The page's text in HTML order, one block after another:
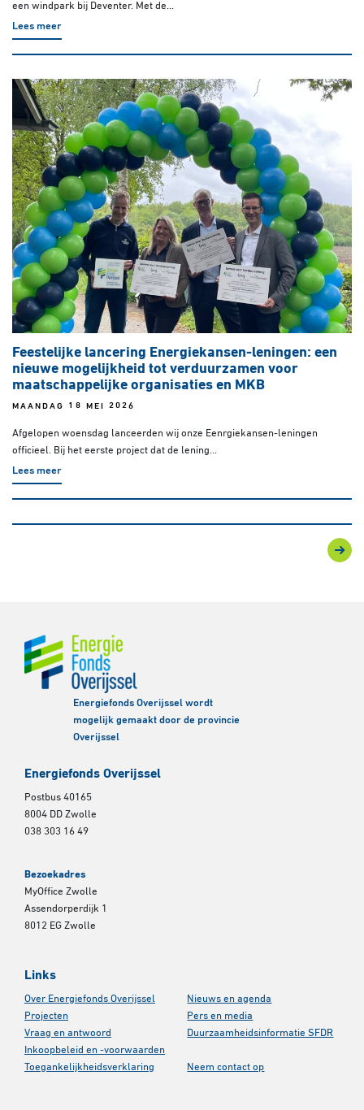
een windpark bij Deventer. Met de...
Lees meer
Feestelijke lancering Energiekansen-leningen: een
nieuwe mogelijkheid tot verduurzamen voor
maatschappelijke organisaties en MKB
MAANDAG 18 MEI 2026
Afgelopen woensdag lanceerden wij onze Eenrgiekansen-leningen
officieel. Bij het eerste project dat de lening...
Lees meer
Energiefonds Overijssel wordt
mogelijk gemaakt door de provincie
Overijssel
Energiefonds Overijssel
Postbus 40165
8004 DD Zwolle
038 303 16 49
Bezoekadres
MyOffice Zwolle
Assendorperdijk 1
8012 EG Zwolle
Links
Over Energiefonds Overijssel
Nieuws en agenda
Projecten
Pers en media
Vraag en antwoord
Duurzaamheidsinformatie SFDR
Inkoopbeleid en -voorwaarden
Toegankelijkheidsverklaring
Neem contact op